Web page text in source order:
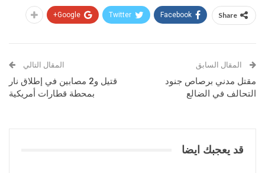
Share
Facebook
Twitter
Google+
المقال السابق
مقتل مدني برصاص جنود
التحالف في الضالع
المقال التالي
قتيل و2 مصابين في إطلاق نار
بمحطة قطارات أمريكية
قد يعجبك ايضا